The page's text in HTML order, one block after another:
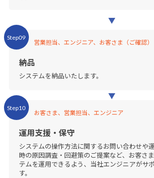
Step09
営業担当、エンジニア、お客さま（ご確認）
納品
システムを納品いたします。
Step10
お客さま、営業担当、エンジニア
運用支援・保守
システムの操作方法に関するお問い合わせや
時の原因調査・回避策のご提案など、お客さ
テムを運用できるよう、当社エンジニアがサ
す。